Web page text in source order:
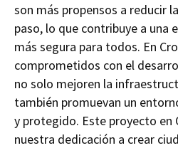
son más propensos a reducir
paso, lo que contribuye a una
más segura para todos. En
comprometidos con el
no solo mejoren la
también promuevan un
y protegido. Este proyecto en
nuestra dedicación a crear